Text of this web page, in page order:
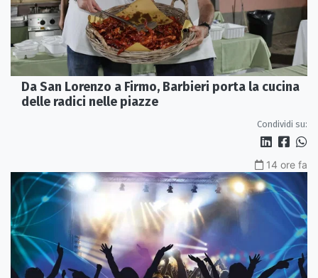
Da San Lorenzo a Firmo, Barbieri porta la cucina
delle radici nelle piazze
Condividi su:
14 ore fa